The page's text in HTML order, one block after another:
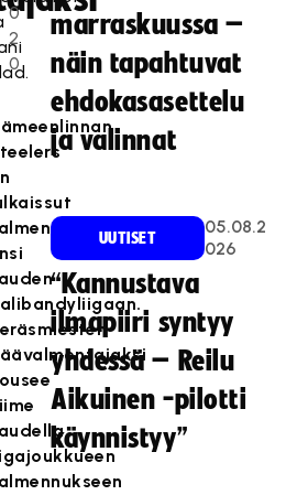
0
2
0
marraskuussa –
näin tapahtuvat
ehdokasasettelu
ja valinnat
UUTISET
05.08.2
026
“Kannustava
ilmapiiri syntyy
yhdessä – Reilu
Aikuinen -pilotti
käynnistyy”